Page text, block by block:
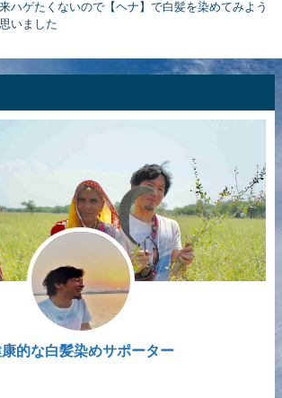
ハゲたくないので【ヘナ】で白髪を染めてみよう
いました
的な白髪染めサポーター